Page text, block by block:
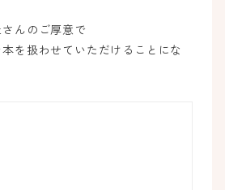
んのご厚意で
を扱わせていただけることにな